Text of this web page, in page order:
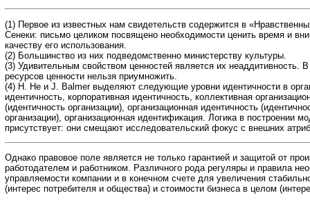
(1) Первое из известных нам свидетельств содержится в
Сенеки: письмо целиком посвящено необходимости ценить время и
качеству его использования.
(2) Большинство из них подведомственно министерству культуры.
(3) Удивительным свойством ценностей является их неаддитивность.
ресурсов ценности нельзя приумножить.
(4) H. He и J. Balmer выделяют следующие уровни идентичности в
идентичность, корпоративная идентичность, коллективная
(идентичность организации), организационная идентичность
организации), организационная идентификация. Логика в построении
присутствует: они смещают исследовательский фокус с внешних
Однако правовое поле является не только гарантией и защитой от
работодателем и работником. Различного рода регуляры и правила
управляемости компании и в конечном счете для увеличения
(интерес потребителя и общества) и стоимости бизнеса в целом